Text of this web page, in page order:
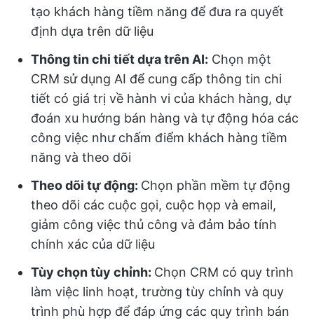
tạo khách hàng tiềm năng để đưa ra quyết
định dựa trên dữ liệu
Thông tin chi tiết dựa trên AI: Chọn một
CRM sử dụng AI để cung cấp thông tin chi
tiết có giá trị về hành vi của khách hàng, dự
đoán xu hướng bán hàng và tự động hóa các
công việc như chấm điểm khách hàng tiềm
năng và theo dõi
Theo dõi tự động: Chọn phần mềm tự động
theo dõi các cuộc gọi, cuộc họp và email,
giảm công việc thủ công và đảm bảo tính
chính xác của dữ liệu
Tùy chọn tùy chỉnh: Chọn CRM có quy trình
làm việc linh hoạt, trường tùy chỉnh và quy
trình phù hợp để đáp ứng các quy trình bán